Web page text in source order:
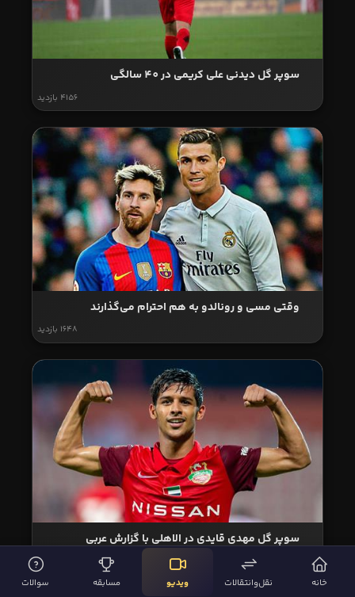
سوپر گل دیدنی علی کریمی در 40 سالگی
4156 بازدید
وقتی مسی و رونالدو به هم احترام می‌گذارند
1648 بازدید
سوپر گل مهدی قایدی در الاهلی با گزارش عربی
خانه
نقل‌وانتقالات ویدیو مسابقه سوالات